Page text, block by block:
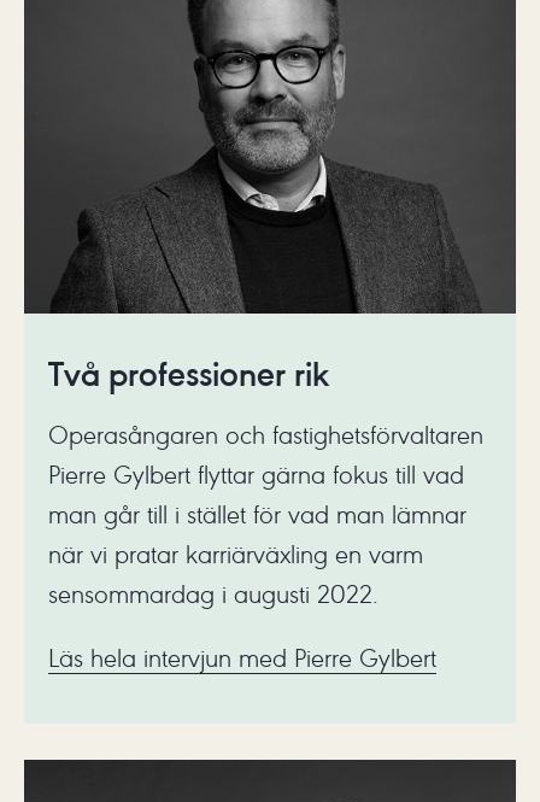
Två professioner rik
Operasångaren och fastighetsförvaltaren
Pierre Gylbert flyttar gärna fokus till vad
man går till i stället för vad man lämnar
när vi pratar karriärväxling en varm
sensommardag i augusti 2022.
Läs hela intervjun med Pierre Gylbert